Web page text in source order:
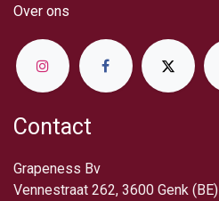
Over ​ons
Contact
Grapeness Bv
Vennestraat 262, 3600 Genk (BE)